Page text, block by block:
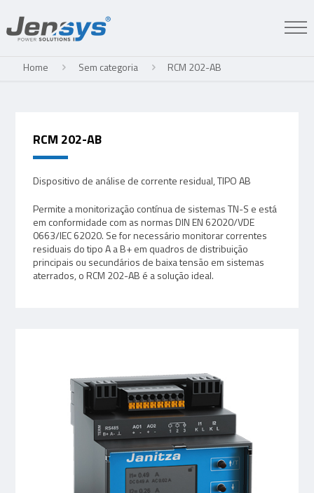
Home Sem categoria RCM 202-AB
RCM 202-AB
Dispositivo de análise de corrente residual, TIPO AB
Permite a monitorização contínua de sistemas TN-S e está
em conformidade com as normas DIN EN 62020/VDE
0663/IEC 62020. Se for necessário monitorar correntes
residuais do tipo A a B+ em quadros de distribuição
principais ou secundários de baixa tensão em sistemas
aterrados, o RCM 202-AB é a solução ideal.